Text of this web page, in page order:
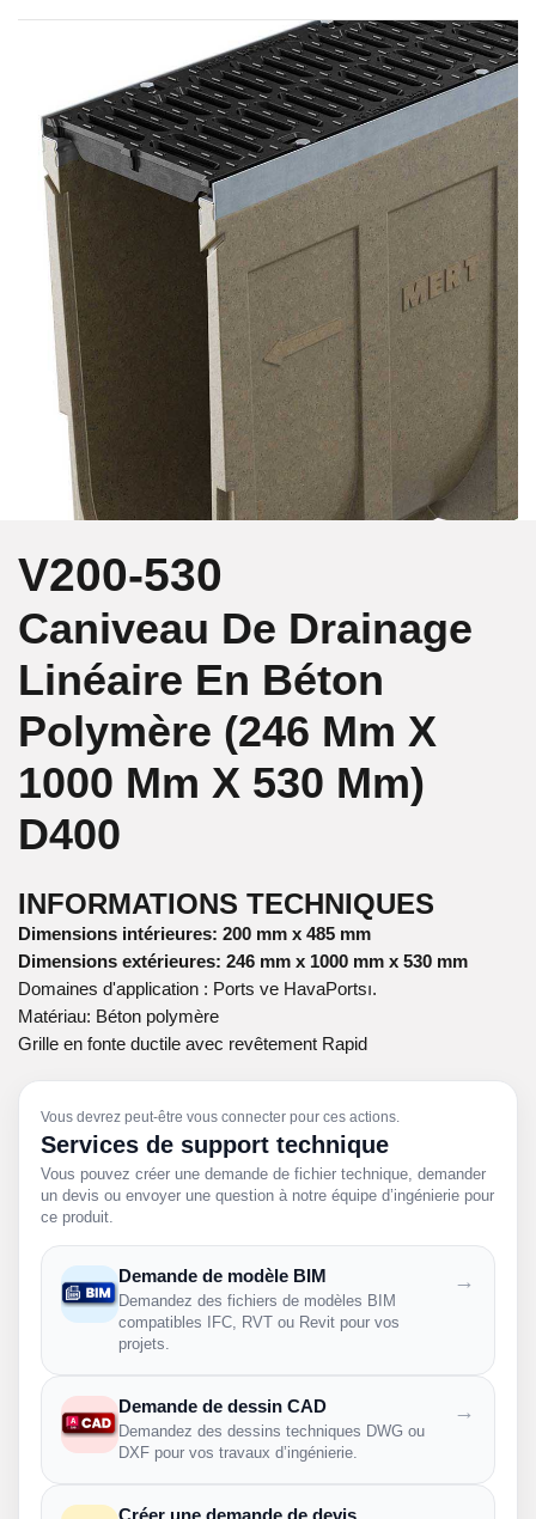
V200-530
Caniveau De Drainage
Linéaire En Béton
Polymère (246 Mm X
1000 Mm X 530 Mm)
D400
INFORMATIONS TECHNIQUES
Dimensions intérieures: 200 mm x 485 mm
Dimensions extérieures: 246 mm x 1000 mm x 530 mm
Domaines d'application : Ports ve HavaPortsı.
Matériau: Béton polymère
Grille en fonte ductile avec revêtement Rapid
Vous devrez peut-être vous connecter pour ces actions.
Services de support technique
Vous pouvez créer une demande de fichier technique, demander
un devis ou envoyer une question à notre équipe d’ingénierie pour
ce produit.
Demande de modèle BIM
Demandez des fichiers de modèles BIM
compatibles IFC, RVT ou Revit pour vos
projets.
→
Demande de dessin CAD
Demandez des dessins techniques DWG ou
DXF pour vos travaux d’ingénierie.
→